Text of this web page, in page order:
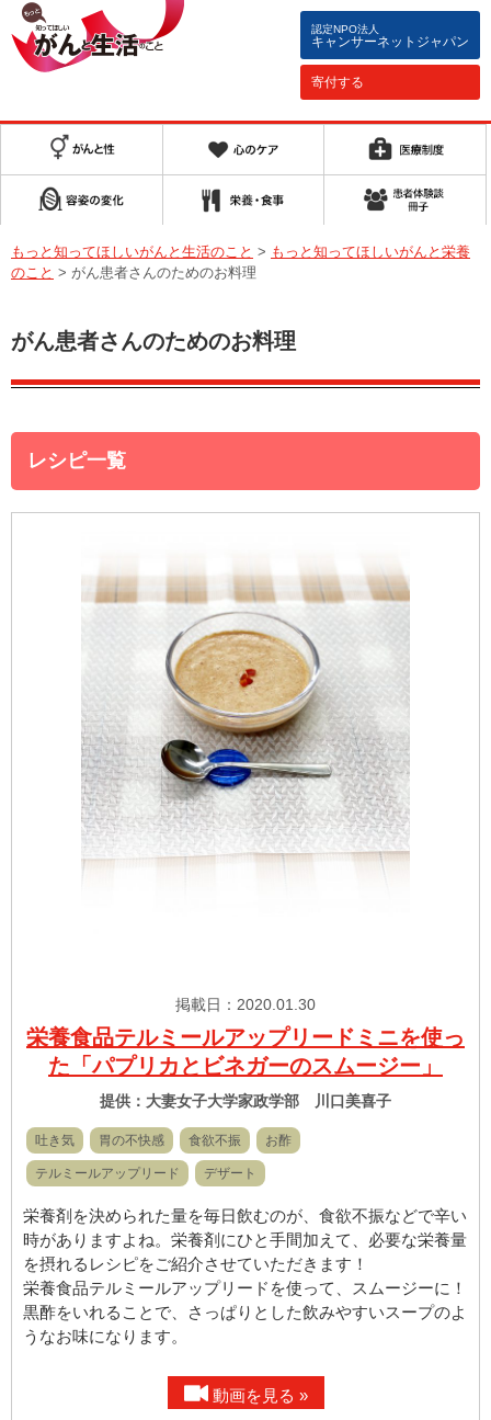
認定NPO法人
キャンサーネットジャパン
寄付する
もっと知ってほしいがんと生活のこと > もっと知ってほしいがんと栄養
のこと > がん患者さんのためのお料理
がん患者さんのためのお料理
レシピ一覧
掲載日：2020.01.30
栄養食品テルミールアップリードミニを使っ
た「パプリカとビネガーのスムージー」
提供：大妻女子大学家政学部 川口美喜子
吐き気 胃の不快感 食欲不振 お酢
テルミールアップリード デザート
栄養剤を決められた量を毎日飲むのが、食欲不振などで辛い
時がありますよね。栄養剤にひと手間加えて、必要な栄養量
を摂れるレシピをご紹介させていただきます！
栄養食品テルミールアップリードを使って、スムージーに！
黒酢をいれることで、さっぱりとした飲みやすいスープのよ
うなお味になります。
動画を見る »